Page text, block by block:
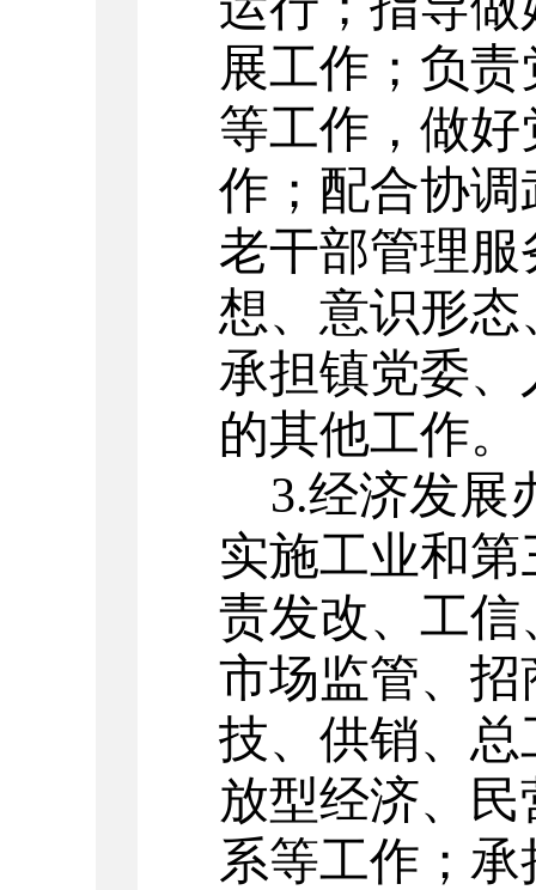
展工作；负
等工作，做
作； 配合协
老干部管理
想、意识形
承担镇党委
的其他工作。
3.经济发展
实施工业和
责发改、工
市场监管、
技、供销、
放型经济、
系等工作；